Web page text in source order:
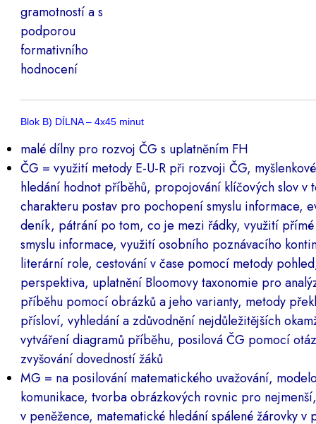
gramotností a s
podporou
formativního
hodnocení
Blok B) DÍLNA – 4x45 minut
malé dílny pro rozvoj ČG s uplatněním FH
ČG = využití metody E-U-R při rozvoji ČG,
hledání hodnot příběhů, propojování klíčových slov v
charakteru postav pro pochopení smyslu informace,
deník, pátrání po tom, co je mezi řádky, využití
smyslu informace, využití osobního poznávacího
literární role, cestování v čase pomocí metody
perspektiva, uplatnění Bloomovy taxonomie pro
příběhu pomocí obrázků a jeho varianty, metody
přísloví, vyhledání a zdůvodnění nejdůležitějších
vytváření diagramů příběhu, posilová ČG pomocí
zvyšování dovedností žáků
MG = na posilování matematického uvažování,
komunikace, tvorba obrázkových rovnic pro
v peněžence, matematické hledání spálené žárovky